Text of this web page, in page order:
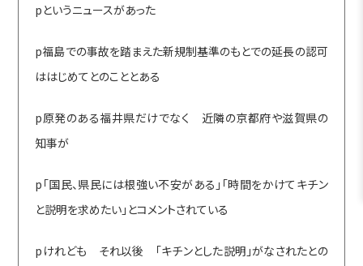
pというニュースがあった
p福島での事故を踏まえた新規制基準のもとでの延長の認可
ははじめてとのこととある
p原発のある福井県だけでなく 近隣の京都府や滋賀県の
知事が
p「国民、県民には根強い不安がある」「時間をかけてキチン
と説明を求めたい」とコメントされている
pけれども それ以後 「キチンとした説明」がなされたとの